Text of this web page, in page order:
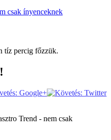
tíz percig főzzük.
Trend - nem csak